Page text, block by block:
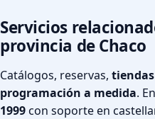
Servicios
provincia de Chaco
Catálogos, reservas,
programación a medida.
1999con soporte en